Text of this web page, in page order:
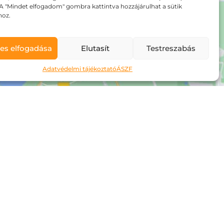
"Mindet elfogadom" gombra kattintva hozzájárulhat a sütik
elfogadása Elutasít Testreszabás
Adatvédelmi tájékoztatóÁSZF